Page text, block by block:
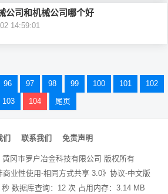
公司和机械公司哪个好
14:59:01
96 97 98 99 100 101
102
103
104 尾页
们 联系我们 免责声明
黄冈市罗户冶金科技有限公司 版权所有
业性使用-相同方式共享 3.0》协议-中文版
数据库查询：12 次 占用内存：3.14 MB